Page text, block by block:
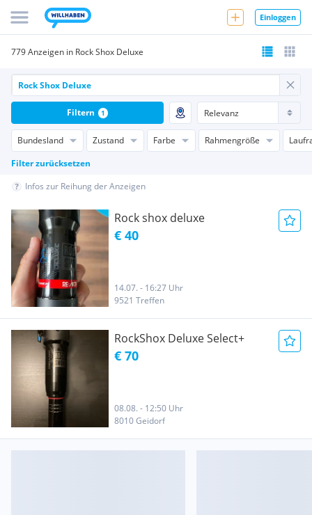
Einloggen
779 Anzeigen in Rock Shox Deluxe
Bundesland Zustand Farbe Rahmengröße
Filter zurücksetzen
Filtern 1
Infos zur Reihung der Anzeigen
Rock shox deluxe
€ 40
14.07. - 16:27 Uhr
9521 Treffen
RockShox Deluxe Select+
€ 70
08.08. - 12:50 Uhr
8010 Geidorf